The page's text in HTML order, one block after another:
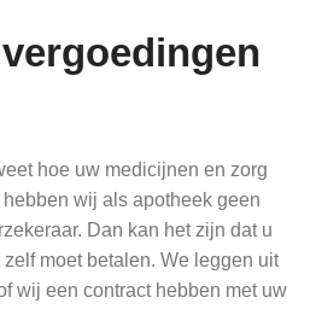
hoe uw medicijnen en zorg
wij als apotheek geen
Dan kan het zijn dat u
moet betalen. We leggen uit
wij een contract hebben met uw